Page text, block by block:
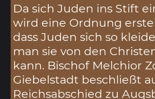
Da sich Juden ins Stift
wird eine Ordnung
dass Juden sich so
man sie von den
kann. Bischof Melchior
Giebelstadt beschließt
Reichsabschied zu